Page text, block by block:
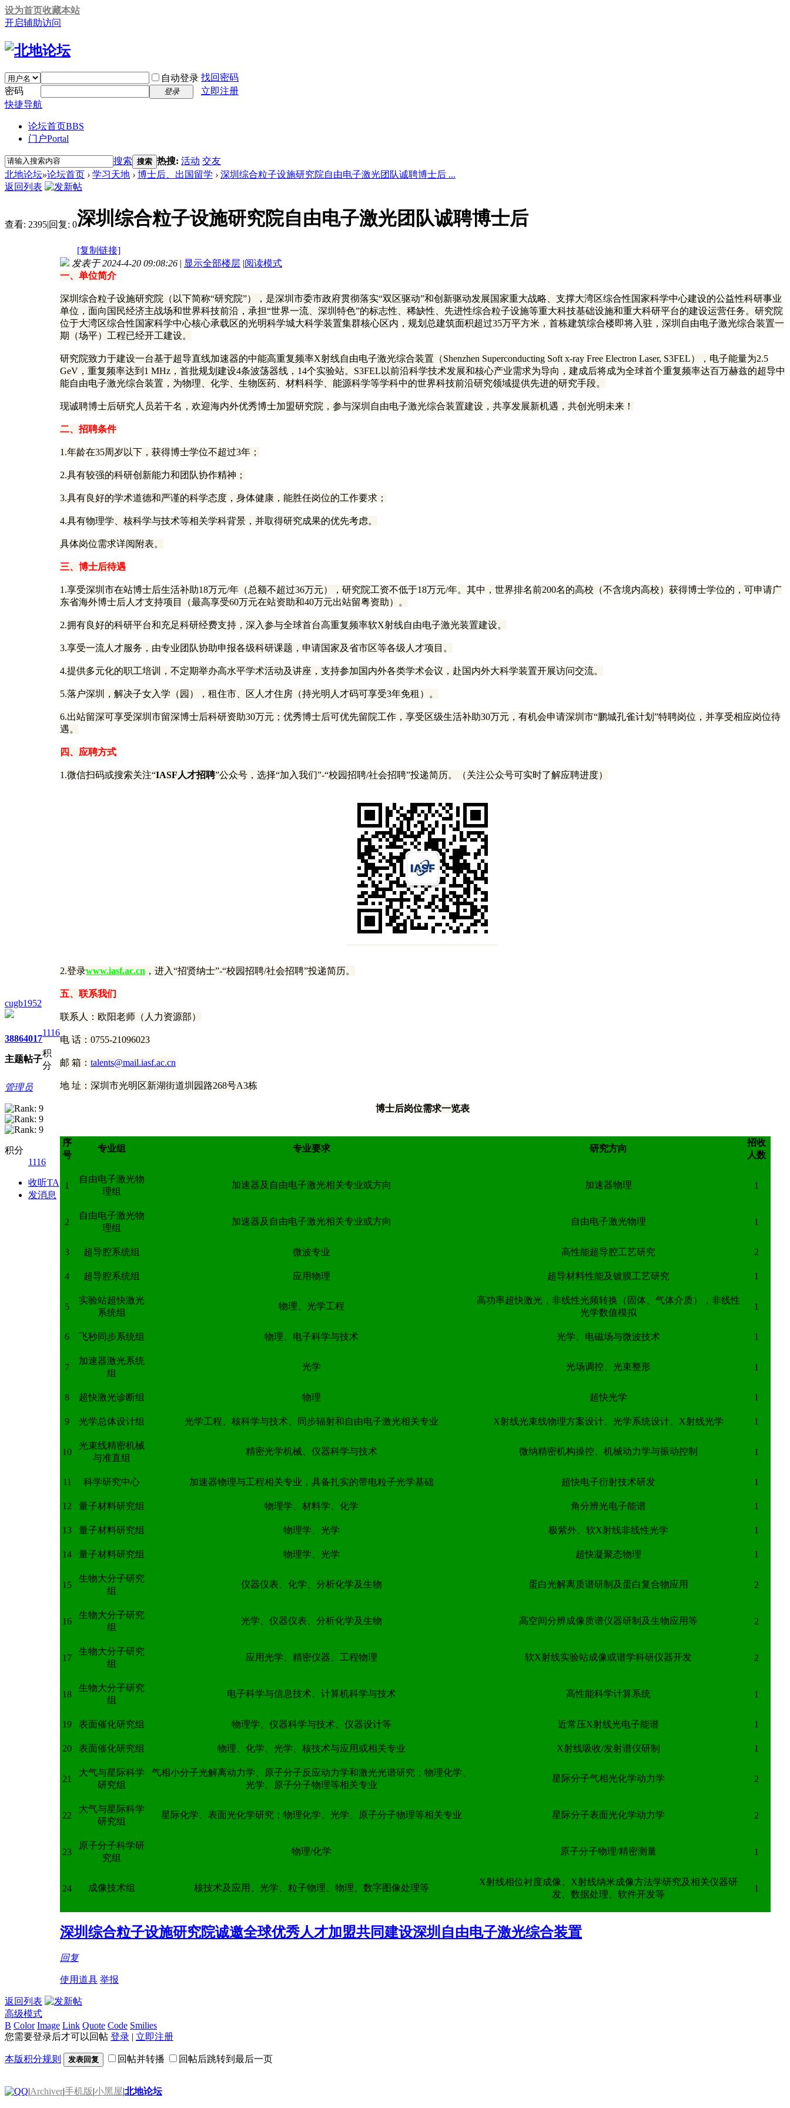
设为首页收藏本站
开启辅助访问
自动登录 找回密码
密码
登录
立即注册
快捷导航
论坛首页BBS
门户Portal
搜索 搜索 热搜: 活动 交友
北地论坛»论坛首页 › 学习天地 › 博士后、出国留学 › 深圳综合粒子设施研究院自由电子激光团队诚聘博士后 ...
返回列表
查看: 2395|回复: 0深圳综合粒子设施研究院自由电子激光团队诚聘博士后
[复制链接]
cugb1952
3886
主题
4017
帖子
1116
积
分
管理员
积分
1116
收听TA
发消息
发表于 2024-4-20 09:08:26 | 显示全部楼层 |阅读模式
一、单位简介
深圳综合粒子设施研究院（以下简称“研究院”），是深圳市委市政府贯彻落实“双区驱动”和创新驱动发展国家重大战略、支撑大湾区综合性国家科学中心建设的公益性科研事业
单位，面向国民经济主战场和世界科技前沿，承担“世界一流、深圳特色”的标志性、稀缺性、先进性综合粒子设施等重大科技基础设施和重大科研平台的建设运营任务。研究院
位于大湾区综合性国家科学中心核心承载区的光明科学城大科学装置集群核心区内，规划总建筑面积超过35万平方米，首栋建筑综合楼即将入驻，深圳自由电子激光综合装置一
期（场平）工程已经开工建设。
研究院致力于建设一台基于超导直线加速器的中能高重复频率X射线自由电子激光综合装置（Shenzhen Superconducting Soft x-ray Free Electron Laser, S3FEL），电子能量为2.5
GeV，重复频率达到1 MHz，首批规划建设4条波荡器线，14个实验站。S3FEL以前沿科学技术发展和核心产业需求为导向，建成后将成为全球首个重复频率达百万赫兹的超导中
能自由电子激光综合装置，为物理、化学、生物医药、材料科学、能源科学等学科中的世界科技前沿研究领域提供先进的研究手段。
现诚聘博士后研究人员若干名，欢迎海内外优秀博士加盟研究院，参与深圳自由电子激光综合装置建设，共享发展新机遇，共创光明未来！
二、招聘条件
1.年龄在35周岁以下，获得博士学位不超过3年；
2.具有较强的科研创新能力和团队协作精神；
3.具有良好的学术道德和严谨的科学态度，身体健康，能胜任岗位的工作要求；
4.具有物理学、核科学与技术等相关学科背景，并取得研究成果的优先考虑。
具体岗位需求详阅附表。
三、博士后待遇
1.享受深圳市在站博士后生活补助18万元/年（总额不超过36万元），研究院工资不低于18万元/年。其中，世界排名前200名的高校（不含境内高校）获得博士学位的，可申请广
东省海外博士后人才支持项目（最高享受60万元在站资助和40万元出站留粤资助）。
2.拥有良好的科研平台和充足科研经费支持，深入参与全球首台高重复频率软X射线自由电子激光装置建设。
3.享受一流人才服务，由专业团队协助申报各级科研课题，申请国家及省市区等各级人才项目。
4.提供多元化的职工培训，不定期举办高水平学术活动及讲座，支持参加国内外各类学术会议，赴国内外大科学装置开展访问交流。
5.落户深圳，解决子女入学（园），租住市、区人才住房（持光明人才码可享受3年免租）。
6.出站留深可享受深圳市留深博士后科研资助30万元；优秀博士后可优先留院工作，享受区级生活补助30万元，有机会申请深圳市“鹏城孔雀计划”特聘岗位，并享受相应岗位待
遇。
四、应聘方式
1.微信扫码或搜索关注“IASF人才招聘”公众号，选择“加入我们”-“校园招聘/社会招聘”投递简历。（关注公众号可实时了解应聘进度）
2.登录www.iasf.ac.cn ，进入“招贤纳士”-“校园招聘/社会招聘”投递简历。
五、联系我们
联系人：欧阳老师（人力资源部）
电 话：0755-21096023
邮 箱： talents@mail.iasf.ac.cn
地 址：深圳市光明区新湖街道圳园路268号A3栋
博士后岗位需求一览表
序
号
专业组 专业要求 研究方向
招收
人数
1
自由电子激光物
理组
加速器及自由电子激光相关专业或方向 加速器物理 1
2
自由电子激光物
理组
加速器及自由电子激光相关专业或方向 自由电子激光物理 1
3 超导腔系统组 微波专业 高性能超导腔工艺研究 2
4 超导腔系统组 应用物理 超导材料性能及镀膜工艺研究 1
5
实验站超快激光
系统组
物理、光学工程
高功率超快激光，非线性光频转换（固体、气体介质），非线性
光学数值模拟
1
6 飞秒同步系统组 物理、电子科学与技术 光学、电磁场与微波技术 1
7
加速器激光系统
组
光学 光场调控、光束整形 1
8 超快激光诊断组 物理 超快光学 1
9 光学总体设计组 光学工程、核科学与技术、同步辐射和自由电子激光相关专业 X射线光束线物理方案设计、光学系统设计、X射线光学 1
10
光束线精密机械
与准直组
精密光学机械、仪器科学与技术 微纳精密机构操控、机械动力学与振动控制 1
11 科学研究中心 加速器物理与工程相关专业，具备扎实的带电粒子光学基础 超快电子衍射技术研发 1
12 量子材料研究组 物理学、材料学、化学 角分辨光电子能谱 1
13 量子材料研究组 物理学、光学 极紫外、软X射线非线性光学 1
14 量子材料研究组 物理学、光学 超快凝聚态物理 1
15
生物大分子研究
组
仪器仪表、化学、分析化学及生物 蛋白光解离质谱研制及蛋白复合物应用 2
16
生物大分子研究
组
光学、仪器仪表、分析化学及生物 高空间分辨成像质谱仪器研制及生物应用等 2
17
生物大分子研究
组
应用光学、精密仪器、工程物理 软X射线实验站成像或谱学科研仪器开发 2
18
生物大分子研究
组
电子科学与信息技术、计算机科学与技术 高性能科学计算系统 1
19 表面催化研究组 物理学、仪器科学与技术、仪器设计等 近常压X射线光电子能谱 1
20 表面催化研究组 物理、化学、光学、核技术与应用或相关专业 X射线吸收/发射谱仪研制 1
21
大气与星际科学
研究组
气相小分子光解离动力学、原子分子反应动力学和激光光谱研究；物理化学、
光学、原子分子物理等相关专业
星际分子气相光化学动力学 2
22
大气与星际科学
研究组
星际化学、表面光化学研究；物理化学、光学、原子分子物理等相关专业 星际分子表面光化学动力学 2
23
原子分子科学研
究组
物理/化学 原子分子物理/精密测量 1
24 成像技术组 核技术及应用、光学、粒子物理、物理、数字图像处理等
X射线相位衬度成像、X射线纳米成像方法学研究及相关仪器研
发、数据处理、软件开发等
1
深圳综合粒子设施研究院诚邀全球优秀人才加盟共同建设深圳自由电子激光综合装置
回复
使用道具 举报
返回列表
高级模式
B Color Image Link Quote Code Smilies
您需要登录后才可以回帖 登录 | 立即注册
本版积分规则 发表回复 回帖并转播 回帖后跳转到最后一页
|Archiver|手机版|小黑屋|北地论坛